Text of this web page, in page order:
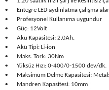
•
Entegre LED aydınlatma çalışma
•
Profesyonel Kullanıma uygundur
•
Güç: 12Volt
•
Akü Kapasitesi: 2.0Ah.
•
Akü Tipi: Li-ion
•
Maks. Tork: 30Nm
•
Yüksüz Hızı: 0-400/0-1500 dev/dk.
•
Maksimum Delme Kapasitesi:
•
Mandren Kapasitesi: 10mm